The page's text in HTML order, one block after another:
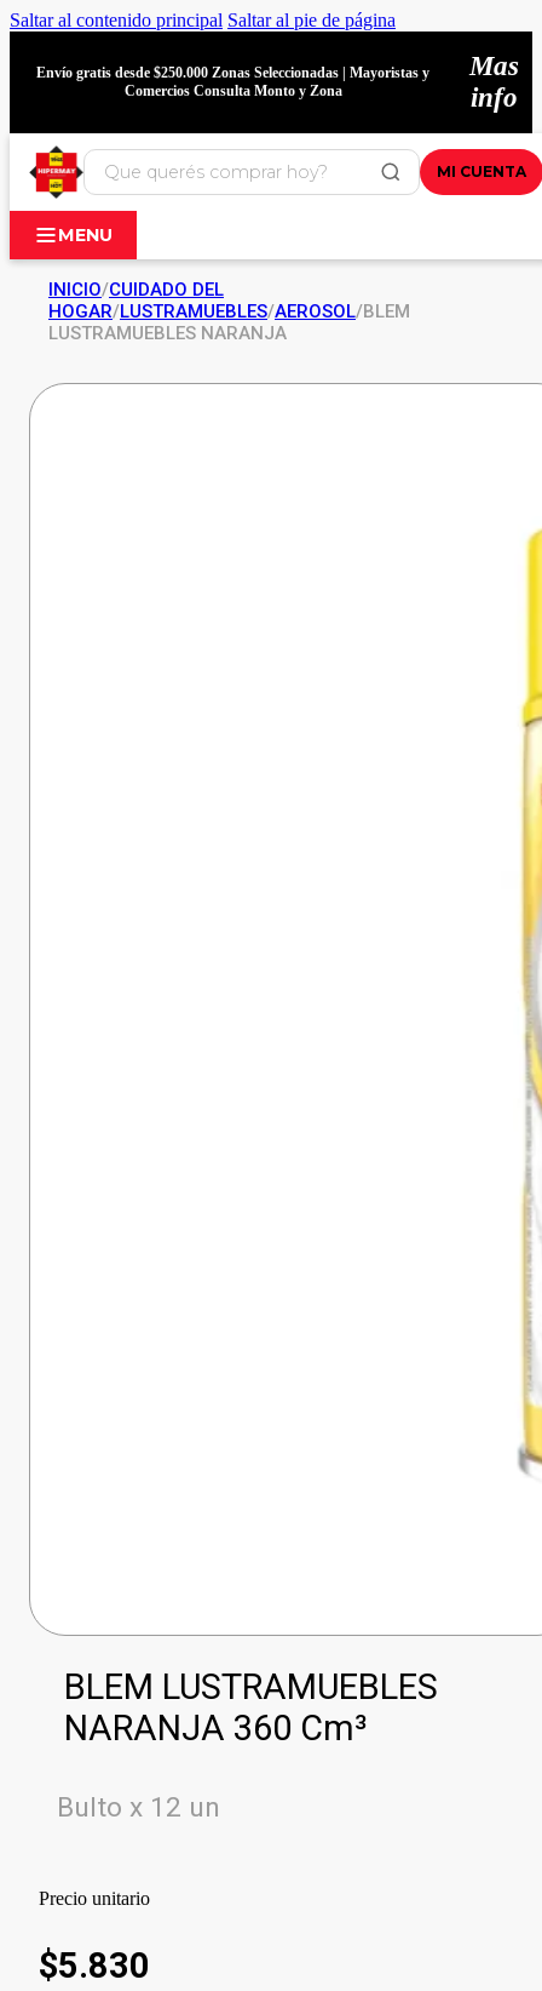
Saltar al contenido principal Saltar al pie de página
Envío gratis desde $250.000 Zonas Seleccionadas | Mayoristas y
Comercios Consulta Monto y Zona
Mas
info
MI CUENTA
MENU
INICIO/CUIDADO DEL
HOGAR/LUSTRAMUEBLES/AEROSOL/BLEM
LUSTRAMUEBLES NARANJA
BLEM LUSTRAMUEBLES
NARANJA 360 Cm³
Bulto x 12 un
Precio unitario
$5.830